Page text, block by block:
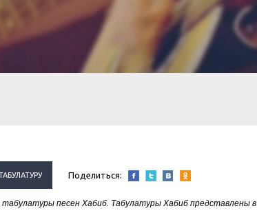
"ХАБИБ"
Поделиться:
песен Хабиб. Табулатуры Хабиб представлены в